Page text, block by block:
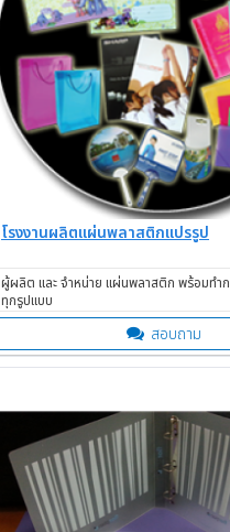
โรงงานผลิตแผ่นพลาสติกแปรรูป
ผู้ผลิต และ จำหน่าย แผ่นพลาสติก พร้อมทำ
ทุกรูปแบบ
สอบถาม